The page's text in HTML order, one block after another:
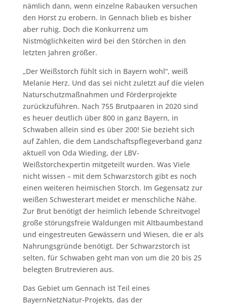
nämlich dann, wenn einzelne Rabauken versuchen
den Horst zu erobern. In Gennach blieb es bisher
aber ruhig. Doch die Konkurrenz um
Nistmöglichkeiten wird bei den Störchen in den
letzten Jahren größer.
„Der Weißstorch fühlt sich in Bayern wohl“, weiß
Melanie Herz. Und das sei nicht zuletzt auf die vielen
Naturschutzmaßnahmen und Förderprojekte
zurückzuführen. Nach 755 Brutpaaren in 2020 sind
es heuer deutlich über 800 in ganz Bayern, in
Schwaben allein sind es über 200! Sie bezieht sich
auf Zahlen, die dem Landschaftspflegeverband ganz
aktuell von Oda Wieding, der LBV-
Weißstorchexpertin mitgeteilt wurden. Was Viele
nicht wissen – mit dem Schwarzstorch gibt es noch
einen weiteren heimischen Storch. Im Gegensatz zur
weißen Schwesterart meidet er menschliche Nähe.
Zur Brut benötigt der heimlich lebende Schreitvogel
große störungsfreie Waldungen mit Altbaumbestand
und eingestreuten Gewässern und Wiesen, die er als
Nahrungsgründe benötigt. Der Schwarzstorch ist
selten, für Schwaben geht man von um die 20 bis 25
belegten Brutrevieren aus.
Das Gebiet um Gennach ist Teil eines
BayernNetzNatur-Projekts, das der